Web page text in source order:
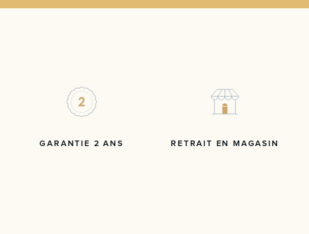
GARANTIE 2 ANS RETRAIT EN MAGASIN